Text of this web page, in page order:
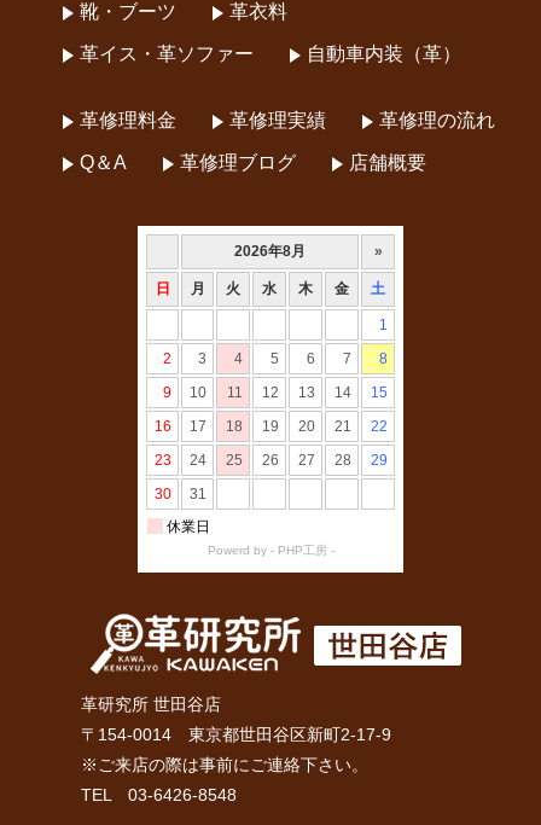
靴・ブーツ 革衣料
革イス・革ソファー 自動車内装（革）
革修理料金 革修理実績 革修理の流れ
Q＆A 革修理ブログ 店舗概要
革研究所 世田谷店
〒154-0014 東京都世田谷区新町2-17-9
※ご来店の際は事前にご連絡下さい。
TEL 03-6426-8548